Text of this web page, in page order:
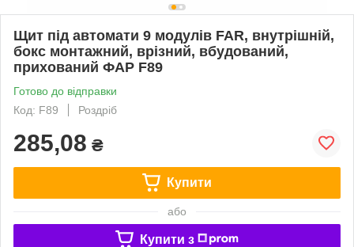
Щит під автомати 9 модулів FAR, внутрішній,
бокс монтажний, врізний, вбудований,
прихований ФАР F89
Готово до відправки
Код: F89
Роздріб
285,08 ₴
Купити
або
Купити з